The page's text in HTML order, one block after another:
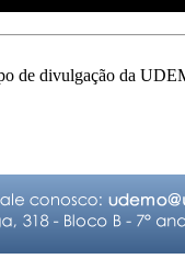
de divulgação da